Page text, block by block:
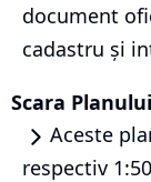
document
cadastru și
Scara Planului
Aceste
respectiv